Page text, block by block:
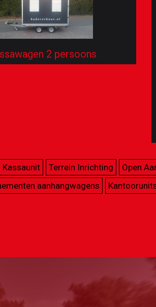
2 persoons
Kassaunit Terrein Inrichting
Open
aanhangwagens